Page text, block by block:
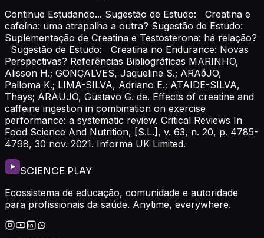
Continue Estudando... Sugestão de Estudo: Creatina e
cafeína: uma atrapalha a outra? Sugestão de Estudo:
Suplementação de Creatina e Testosterona: há relação?
Sugestão de Estudo: Creatina no Endurance: Novas
Perspectivas? Referências Bibliográficas MARINHO,
Alisson H.; GONÇALVES, Jaqueline S.; ARAðJO,
Palloma K.; LIMA-SILVA, Adriano E.; ATAIDE-SILVA,
Thays; ARAUJO, Gustavo G. de. Effects of creatine and
caffeine ingestion in combination on exercise
performance: a systematic review. Critical Reviews In
Food Science And Nutrition, [S.L.], v. 63, n. 20, p. 4785-
4798, 30 nov. 2021. Informa UK Limited.
SCIENCE PLAY
Ecossistema de educação, comunidade e autoridade
para profissionais da saúde. Anytime, everywhere.